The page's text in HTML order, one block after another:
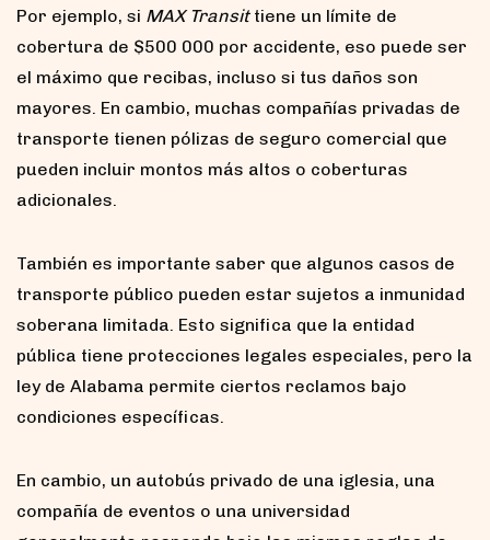
Por ejemplo, si MAX Transittiene un límite de
cobertura de $500 000 por accidente, eso puede ser
el máximo que recibas, incluso si tus daños son
mayores. En cambio, muchas compañías privadas de
transporte tienen pólizas de seguro comercial que
pueden incluir montos más altos o coberturas
adicionales.
También es importante saber que algunos casos de
transporte público pueden estar sujetos a inmunidad
soberana limitada. Esto significa que la entidad
pública tiene protecciones legales especiales, pero la
ley de Alabama permite ciertos reclamos bajo
condiciones específicas.
En cambio, un autobús privado de una iglesia, una
compañía de eventos o una universidad